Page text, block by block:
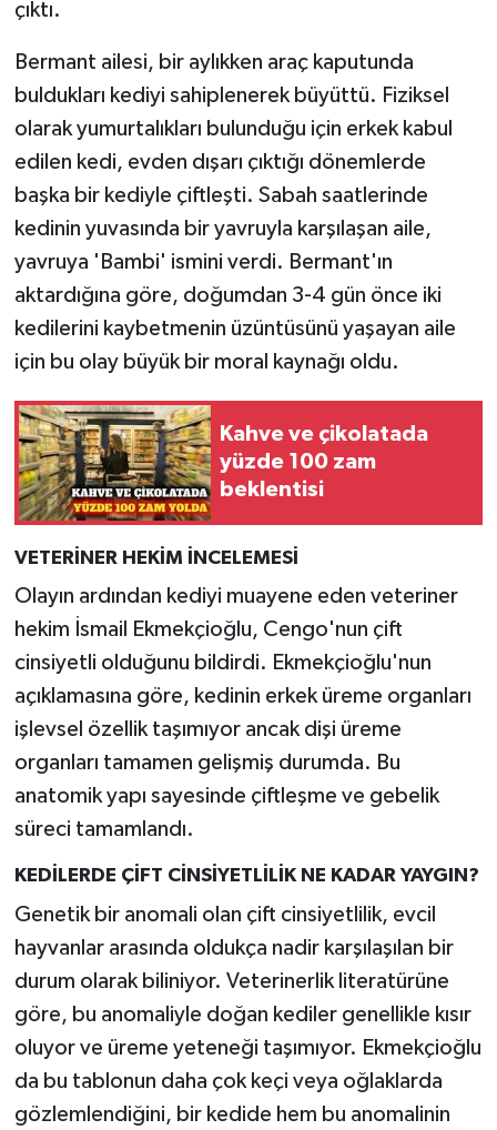
çıktı.
Bermant ailesi, bir aylıkken araç kaputunda
buldukları kediyi sahiplenerek büyüttü. Fiziksel
olarak yumurtalıkları bulunduğu için erkek kabul
edilen kedi, evden dışarı çıktığı dönemlerde
başka bir kediyle çiftleşti. Sabah saatlerinde
kedinin yuvasında bir yavruyla karşılaşan aile,
yavruya 'Bambi' ismini verdi. Bermant'ın
aktardığına göre, doğumdan 3-4 gün önce iki
kedilerini kaybetmenin üzüntüsünü yaşayan aile
için bu olay büyük bir moral kaynağı oldu.
Kahve ve çikolatada
yüzde 100 zam
beklentisi
VETERİNER HEKİM İNCELEMESİ
Olayın ardından kediyi muayene eden veteriner
hekim İsmail Ekmekçioğlu, Cengo'nun çift
cinsiyetli olduğunu bildirdi. Ekmekçioğlu'nun
açıklamasına göre, kedinin erkek üreme organları
işlevsel özellik taşımıyor ancak dişi üreme
organları tamamen gelişmiş durumda. Bu
anatomik yapı sayesinde çiftleşme ve gebelik
süreci tamamlandı.
KEDİLERDE ÇİFT CİNSİYETLİLİK NE KADAR YAYGIN?
Genetik bir anomali olan çift cinsiyetlilik, evcil
hayvanlar arasında oldukça nadir karşılaşılan bir
durum olarak biliniyor. Veterinerlik literatürüne
göre, bu anomaliyle doğan kediler genellikle kısır
oluyor ve üreme yeteneği taşımıyor. Ekmekçioğlu
da bu tablonun daha çok keçi veya oğlaklarda
gözlemlendiğini, bir kedide hem bu anomalinin